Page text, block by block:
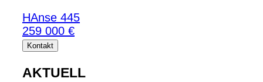
HAnse 445
259 000 €
Kontakt
AKTUELL